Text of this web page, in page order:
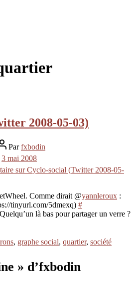
2008-05-03)
Parfxbodin
3 mai 2008
sur Cyclo-social (Twitter 2008-05-
Comme dirait @yannleroux :
tinyurl.com/5dmexq) #
là bas pour partager un verre ?
, graphe social, quartier, société
» d’fxbodin